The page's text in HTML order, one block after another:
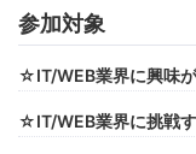
参加対象
☆IT/WEB業界に興味
☆IT/WEB業界に挑戦